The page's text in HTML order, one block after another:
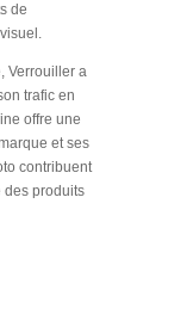
de
Verrouiller a
trafic en
offre une
et ses
contribuent
des produits